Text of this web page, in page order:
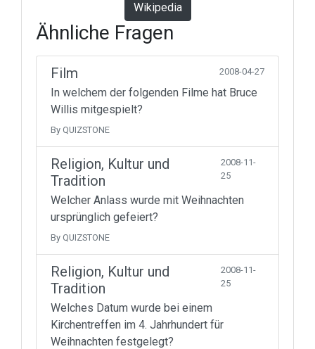
Wikipedia
Ähnliche Fragen
Film 2008-04-27
In welchem der folgenden Filme hat Bruce
Willis mitgespielt?
By QUIZSTONE
Religion, Kultur und
Tradition
2008-11-
25
Welcher Anlass wurde mit Weihnachten
ursprünglich gefeiert?
By QUIZSTONE
Religion, Kultur und
Tradition
2008-11-
25
Welches Datum wurde bei einem
Kirchentreffen im 4. Jahrhundert für
Weihnachten festgelegt?